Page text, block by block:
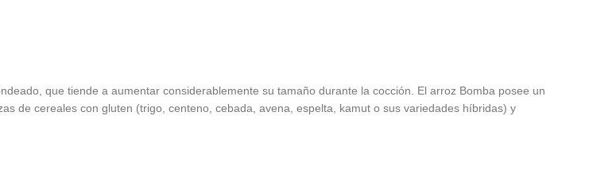
que tiende a aumentar considerablemente su tamaño durante la cocción. El arroz Bomba posee un
de cereales con gluten (trigo, centeno, cebada, avena, espelta, kamut o sus variedades híbridas) y